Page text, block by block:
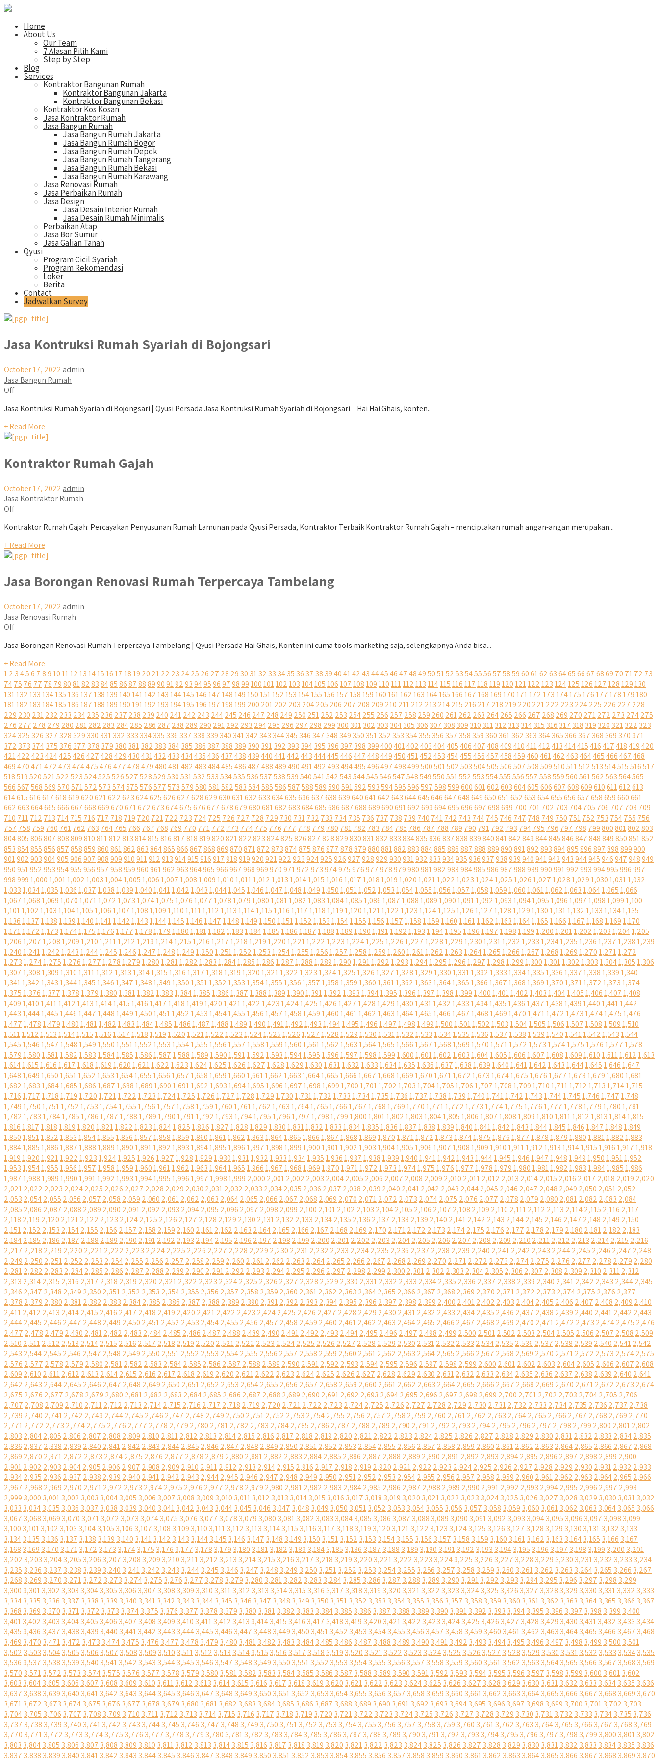
Home
About Us
Our Team
7 Alasan Pilih Kami
Step by Step
Blog
Services
Kontraktor Bangunan Rumah
Kontraktor Bangunan Jakarta
Kontraktor Bangunan Bekasi
Kontraktor Kos Kosan
Jasa Kontraktor Rumah
Jasa Bangun Rumah
Jasa Bangun Rumah Jakarta
Jasa Bangun Rumah Bogor
Jasa Bangun Rumah Depok
Jasa Bangun Rumah Tangerang
Jasa Bangun Rumah Bekasi
Jasa Bangun Rumah Karawang
Jasa Renovasi Rumah
Jasa Perbaikan Rumah
Jasa Design
Jasa Desain Interior Rumah
Jasa Desain Rumah Minimalis
Perbaikan Atap
Jasa Bor Sumur
Jasa Galian Tanah
Qyusi
Program Cicil Syariah
Program Rekomendasi
Loker
Berita
Contact
Jadwalkan Survey
Jasa Kontruksi Rumah Syariah di Bojongsari
October 17, 2022 admin
Jasa Bangun Rumah
Off
Jasa Kontruksi Rumah Syariah di Bojongsari | Qyusi Persada Jasa Kontruksi Rumah Syariah di Bojongsari – Hai Hai Ghais, konten...
+ Read More
Kontraktor Rumah Gajah
October 17, 2022 admin
Jasa Kontraktor Rumah
Off
Kontraktor Rumah Gajah: Percayakan Penyusunan Rumah Lamunan pada Qyusi Persada, Kontraktor Terbaik Kontraktor Rumah Gajah – menciptakan rumah angan-angan merupakan...
+ Read More
Jasa Borongan Renovasi Rumah Terpercaya Tambelang
October 17, 2022 admin
Jasa Renovasi Rumah
Off
Jasa Borongan Renovasi Rumah Terpercaya Tambelang | Qyusi Persada Hai Ghais, Konten ini cuma tools marketing saja, selengkapnya Anda bisa...
+ Read More
12 3456 78910111213141516171819 20 2122 23 2425 26 27 28 29 30 3132 33 3435 36 37 38 39404142434445464748495051525354555657585960616263646566676869 70 7172 73
7475 76 77 78 798081828384858687888990919293949596979899100101102103104105106107108109110111112113114115116117118119120121122123124125126127128129130
131132133134135136137138139140141142143144145146147148149150151152153154155156157158159160161162163164165166167168169170171172173174175176177178179180
181182183184185186187188189190191192193194195196197198199 200 201202 203 204205 206 207 208 209 210 211212 213 214215 216 217 218 219 220 221222 223 224225 226 227 228
229 230 231232 233 234235 236 237 238 239 240 241242 243 244245 246 247 248 249 250 251252 253 254255 256 257 258 259 260 261262 263 264265 266 267 268 269 270 271272 273 274275
276 277 278 279 280 281282 283 284285 286 287 288 289 290 291292 293 294295 296 297 298 299 300 301302 303 304305 306 307 308 309 310 311312 313 314315 316 317 318 319 320 321322 323
324325 326 327 328 329 330 331332 333 334335 336 337 338 339 340 341342 343 344345 346 347 348 349 350 351352 353 354355 356 357 358 359 360 361362 363 364365 366 367 368 369 370 371
372 373 374375 376 377 378 379 380 381382 383 384385 386 387 388 389 390 391392 393 394395 396 397 398 399400401402403404405406407408409410411412413414415416417418419420
421422423424425426427428429430431432433434435436437438439440441442443444445446447448449450451452453454455456457458459460461462463464465466467468
469470471472473474475476477478479480481482483484485486487488489490491492493494495496497498499500501502503504505506507508509510511512513514515516517
518519520521522523524525526527528529530531532533534535536537538539540541542543544545546547548549550551552553554555556557558559560561562563564565
566567568569570571572573574575576577578579580581582583584585586587588589590591592593594595596597598599600601602603604605606607608609610611612613
614615616617618619620621622623624625626627628629630631632633634635636637638639640641642643644645646647648649650651652653654655656657658659660661
662663664665666667668669670671672673674675676677678679680681682683684685686687688689690691692693694695696697698699 700 701702 703 704705 706 707 708 709
710 711712 713 714715 716 717 718 719 720 721722 723 724725 726 727 728 729 730 731732 733 734735 736 737 738 739 740 741742 743 744745 746 747 748 749 750 751752 753 754755 756
757 758 759 760 761762 763 764765 766 767 768 769 770 771772 773 774775 776 777 778 779 780 781782 783 784785 786 787 788 789 790 791792 793 794795 796 797 798 799800801802803
804805806807808809810811812813814815816817818819820821822823824825826827828829830831832833834835836837838839840841842843844845846847848849850851852
853854855856857858859860861862863864865866867868869870871872873874875876877878879880881882883884885886887888889890891892893894895896897898899900
901902903904905906907908909910911912913914915916917918919920921922923924925926927928929930931932933934935936937938939940941942943944945946947948949
950951952953954955956957958959960961962963964965966967968969970971972973974975976977978979980981982983984985986987988989990991992993994995996997
9989991,0001,0011,0021,0031,0041,0051,0061,0071,0081,0091,0101,0111,0121,0131,0141,0151,0161,0171,0181,0191,0201,0211,0221,0231,0241,0251,0261,0271,0281,0291,0301,0311,032
1,0331,0341,0351,0361,0371,0381,0391,0401,0411,0421,0431,0441,0451,0461,0471,0481,0491,0501,0511,0521,0531,0541,0551,0561,0571,0581,0591,0601,0611,0621,0631,0641,0651,066
1,0671,0681,0691,0701,0711,0721,0731,0741,0751,0761,0771,0781,0791,0801,0811,0821,0831,0841,0851,0861,0871,0881,0891,0901,0911,0921,0931,0941,0951,0961,0971,0981,0991,100
1,1011,1021,1031,1041,1051,1061,1071,1081,1091,1101,1111,1121,1131,1141,1151,1161,1171,1181,1191,1201,1211,1221,1231,1241,1251,1261,1271,1281,1291,1301,1311,1321,1331,1341,135
1,1361,1371,1381,1391,1401,1411,1421,1431,1441,1451,1461,1471,1481,1491,1501,1511,1521,1531,1541,1551,1561,1571,1581,1591,1601,1611,1621,1631,1641,1651,1661,1671,1681,1691,170
1,1711,1721,1731,1741,1751,1761,1771,1781,1791,1801,1811,1821,1831,1841,1851,1861,1871,1881,1891,1901,1911,1921,1931,1941,1951,1961,1971,1981,1991,2001,2011,2021,2031,2041,205
1,2061,2071,2081,2091,2101,2111,2121,2131,2141,2151,2161,2171,2181,2191,2201,2211,2221,2231,2241,2251,2261,2271,2281,2291,2301,2311,2321,2331,2341,2351,2361,2371,2381,239
1,2401,2411,2421,2431,2441,2451,2461,2471,2481,2491,2501,2511,2521,2531,2541,2551,2561,2571,2581,2591,2601,2611,2621,2631,2641,2651,2661,2671,2681,2691,2701,2711,272
1,2731,2741,2751,2761,2771,2781,2791,2801,2811,2821,2831,2841,2851,2861,2871,2881,2891,2901,2911,2921,2931,2941,2951,2961,2971,2981,2991,3001,3011,3021,3031,3041,3051,306
1,3071,3081,3091,3101,3111,3121,3131,3141,3151,3161,3171,3181,3191,3201,3211,3221,3231,3241,3251,3261,3271,3281,3291,3301,3311,3321,3331,3341,3351,3361,3371,3381,3391,340
1,3411,3421,3431,3441,3451,3461,3471,3481,3491,3501,3511,3521,3531,3541,3551,3561,3571,3581,3591,3601,3611,3621,3631,3641,3651,3661,3671,3681,3691,3701,3711,3721,3731,374
1,3751,3761,3771,3781,3791,3801,3811,3821,3831,3841,3851,3861,3871,3881,3891,3901,3911,3921,3931,3941,3951,3961,3971,3981,3991,4001,4011,4021,4031,4041,4051,4061,4071,408
1,4091,4101,4111,4121,4131,4141,4151,4161,4171,4181,4191,4201,4211,4221,4231,4241,4251,4261,4271,4281,4291,4301,4311,4321,4331,4341,4351,4361,4371,4381,4391,4401,4411,442
1,4431,4441,4451,4461,4471,4481,4491,4501,4511,4521,4531,4541,4551,4561,4571,4581,4591,4601,4611,4621,4631,4641,4651,4661,4671,4681,4691,4701,4711,4721,4731,4741,4751,476
1,4771,4781,4791,4801,4811,4821,4831,4841,4851,4861,4871,4881,4891,4901,4911,4921,4931,4941,4951,4961,4971,4981,4991,5001,5011,5021,5031,5041,5051,5061,5071,5081,5091,510
1,5111,5121,5131,5141,5151,5161,5171,5181,5191,5201,5211,5221,5231,5241,5251,5261,5271,5281,5291,5301,5311,5321,5331,5341,5351,5361,5371,5381,5391,5401,5411,5421,5431,544
1,5451,5461,5471,5481,5491,5501,5511,5521,5531,5541,5551,5561,5571,5581,5591,5601,5611,5621,5631,5641,5651,5661,5671,5681,5691,5701,5711,5721,5731,5741,5751,5761,5771,578
1,5791,5801,5811,5821,5831,5841,5851,5861,5871,5881,5891,5901,5911,5921,5931,5941,5951,5961,5971,5981,5991,6001,6011,6021,6031,6041,6051,6061,6071,6081,6091,6101,6111,6121,613
1,6141,6151,6161,6171,6181,6191,6201,6211,6221,6231,6241,6251,6261,6271,6281,6291,6301,6311,6321,6331,6341,6351,6361,6371,6381,6391,6401,6411,6421,6431,6441,6451,6461,647
1,6481,6491,6501,6511,6521,6531,6541,6551,6561,6571,6581,6591,6601,6611,6621,6631,6641,6651,6661,6671,6681,6691,6701,6711,6721,6731,6741,6751,6761,6771,6781,6791,6801,681
1,6821,6831,6841,6851,6861,6871,6881,6891,6901,6911,6921,6931,6941,6951,6961,6971,6981,6991,7001,7011,7021,7031,7041,7051,7061,7071,7081,7091,7101,7111,7121,7131,7141,715
1,7161,7171,7181,7191,7201,7211,7221,7231,7241,7251,7261,7271,7281,7291,7301,7311,7321,7331,7341,7351,7361,7371,7381,7391,7401,7411,7421,7431,7441,7451,7461,7471,748
1,7491,7501,7511,7521,7531,7541,7551,7561,7571,7581,7591,7601,7611,7621,7631,7641,7651,7661,7671,7681,7691,7701,7711,7721,7731,7741,7751,7761,7771,7781,7791,7801,781
1,7821,7831,7841,7851,7861,7871,7881,7891,7901,7911,7921,7931,7941,7951,7961,7971,7981,7991,8001,8011,8021,8031,8041,8051,8061,8071,8081,8091,8101,8111,8121,8131,8141,815
1,8161,8171,8181,8191,8201,8211,8221,8231,8241,8251,8261,8271,8281,8291,8301,8311,8321,8331,8341,8351,8361,8371,8381,8391,8401,8411,8421,8431,8441,8451,8461,8471,8481,849
1,8501,8511,8521,8531,8541,8551,8561,8571,8581,8591,8601,8611,8621,8631,8641,8651,8661,8671,8681,8691,8701,8711,8721,8731,8741,8751,8761,8771,8781,8791,8801,8811,8821,883
1,8841,8851,8861,8871,8881,8891,8901,8911,8921,8931,8941,8951,8961,8971,8981,8991,9001,9011,9021,9031,9041,9051,9061,9071,9081,9091,9101,9111,9121,9131,9141,9151,9161,9171,918
1,9191,9201,9211,9221,9231,9241,9251,9261,9271,9281,9291,9301,9311,9321,9331,9341,9351,9361,9371,9381,9391,9401,9411,9421,9431,9441,9451,9461,9471,9481,9491,9501,9511,952
1,9531,9541,9551,9561,9571,9581,9591,9601,9611,9621,9631,9641,9651,9661,9671,9681,9691,9701,9711,9721,9731,9741,9751,9761,9771,9781,9791,9801,9811,9821,9831,9841,9851,986
1,9871,9881,9891,9901,9911,9921,9931,9941,9951,9961,9971,9981,999 2,000 2,0012,002 2,003 2,0042,005 2,006 2,007 2,008 2,009 2,010 2,0112,012 2,013 2,0142,015 2,016 2,017 2,018 2,019 2,020
2,0212,022 2,023 2,0242,025 2,026 2,027 2,028 2,029 2,030 2,0312,032 2,033 2,0342,035 2,036 2,037 2,038 2,039 2,040 2,0412,042 2,043 2,0442,045 2,046 2,047 2,048 2,049 2,050 2,0512,052
2,053 2,0542,055 2,056 2,057 2,058 2,059 2,060 2,0612,062 2,063 2,0642,065 2,066 2,067 2,068 2,069 2,070 2,0712,072 2,073 2,0742,075 2,076 2,077 2,078 2,079 2,080 2,0812,082 2,083 2,084
2,085 2,086 2,087 2,088 2,089 2,090 2,0912,092 2,093 2,0942,095 2,096 2,097 2,098 2,099 2,100 2,1012,102 2,103 2,1042,105 2,106 2,107 2,108 2,109 2,110 2,1112,112 2,113 2,1142,115 2,116 2,117
2,118 2,119 2,120 2,1212,122 2,123 2,1242,125 2,126 2,127 2,128 2,129 2,130 2,1312,132 2,133 2,1342,135 2,136 2,137 2,138 2,139 2,140 2,1412,142 2,143 2,1442,145 2,146 2,147 2,148 2,149 2,150
2,1512,152 2,153 2,1542,155 2,156 2,157 2,158 2,159 2,160 2,1612,162 2,163 2,1642,165 2,166 2,167 2,168 2,169 2,170 2,1712,172 2,173 2,1742,175 2,176 2,177 2,178 2,179 2,180 2,1812,182 2,183
2,1842,185 2,186 2,187 2,188 2,189 2,190 2,1912,192 2,193 2,1942,195 2,196 2,197 2,198 2,199 2,200 2,2012,202 2,203 2,2042,205 2,206 2,207 2,208 2,209 2,210 2,2112,212 2,213 2,2142,215 2,216
2,217 2,218 2,219 2,220 2,2212,222 2,223 2,2242,225 2,226 2,227 2,228 2,229 2,230 2,2312,232 2,233 2,2342,235 2,236 2,237 2,238 2,239 2,240 2,2412,242 2,243 2,2442,245 2,246 2,247 2,248
2,249 2,250 2,2512,252 2,253 2,2542,255 2,256 2,257 2,258 2,259 2,260 2,2612,262 2,263 2,2642,265 2,266 2,267 2,268 2,269 2,270 2,2712,272 2,273 2,2742,275 2,276 2,277 2,278 2,279 2,280
2,2812,282 2,283 2,2842,285 2,286 2,287 2,288 2,289 2,290 2,2912,292 2,293 2,2942,295 2,296 2,297 2,298 2,299 2,300 2,3012,302 2,303 2,3042,305 2,306 2,307 2,308 2,309 2,310 2,3112,312
2,313 2,3142,315 2,316 2,317 2,318 2,319 2,320 2,3212,322 2,323 2,3242,325 2,326 2,327 2,328 2,329 2,330 2,3312,332 2,333 2,3342,335 2,336 2,337 2,338 2,339 2,340 2,3412,342 2,343 2,3442,345
2,346 2,347 2,348 2,349 2,350 2,3512,352 2,353 2,3542,355 2,356 2,357 2,358 2,359 2,360 2,3612,362 2,363 2,3642,365 2,366 2,367 2,368 2,369 2,370 2,3712,372 2,373 2,3742,375 2,376 2,377
2,378 2,379 2,380 2,3812,382 2,383 2,3842,385 2,386 2,387 2,388 2,389 2,390 2,3912,392 2,393 2,3942,395 2,396 2,397 2,398 2,399 2,400 2,4012,402 2,403 2,4042,405 2,406 2,407 2,408 2,409 2,410
2,4112,412 2,413 2,4142,415 2,416 2,417 2,418 2,419 2,420 2,4212,422 2,423 2,4242,425 2,426 2,427 2,428 2,429 2,430 2,4312,432 2,433 2,4342,435 2,436 2,437 2,438 2,439 2,440 2,4412,442 2,443
2,4442,445 2,446 2,447 2,448 2,449 2,450 2,4512,452 2,453 2,4542,455 2,456 2,457 2,458 2,459 2,460 2,4612,462 2,463 2,4642,465 2,466 2,467 2,468 2,469 2,470 2,4712,472 2,473 2,4742,475 2,476
2,477 2,478 2,479 2,480 2,4812,482 2,483 2,4842,485 2,486 2,487 2,488 2,489 2,490 2,4912,492 2,493 2,4942,495 2,496 2,497 2,498 2,499 2,500 2,5012,502 2,503 2,5042,505 2,506 2,507 2,508 2,509
2,510 2,5112,512 2,513 2,5142,515 2,516 2,517 2,518 2,519 2,520 2,5212,522 2,523 2,5242,525 2,526 2,527 2,528 2,529 2,530 2,5312,532 2,533 2,5342,535 2,536 2,537 2,538 2,539 2,540 2,5412,542
2,543 2,5442,545 2,546 2,547 2,548 2,549 2,550 2,5512,552 2,553 2,5542,555 2,556 2,557 2,558 2,559 2,560 2,5612,562 2,563 2,5642,565 2,566 2,567 2,568 2,569 2,570 2,5712,572 2,573 2,5742,575
2,576 2,577 2,578 2,579 2,580 2,5812,582 2,583 2,5842,585 2,586 2,587 2,588 2,589 2,590 2,5912,592 2,593 2,5942,595 2,596 2,597 2,598 2,599 2,600 2,6012,602 2,603 2,6042,605 2,606 2,607 2,608
2,609 2,610 2,6112,612 2,613 2,6142,615 2,616 2,617 2,618 2,619 2,620 2,6212,622 2,623 2,6242,625 2,626 2,627 2,628 2,629 2,630 2,6312,632 2,633 2,6342,635 2,636 2,637 2,638 2,639 2,640 2,641
2,642 2,643 2,6442,645 2,646 2,647 2,648 2,649 2,650 2,6512,652 2,653 2,6542,655 2,656 2,657 2,658 2,659 2,660 2,6612,662 2,663 2,6642,665 2,666 2,667 2,668 2,669 2,670 2,6712,672 2,673 2,674
2,675 2,676 2,677 2,678 2,679 2,680 2,6812,682 2,683 2,6842,685 2,686 2,687 2,688 2,689 2,690 2,6912,692 2,693 2,6942,695 2,696 2,697 2,698 2,699 2,700 2,7012,702 2,703 2,7042,705 2,706
2,707 2,708 2,709 2,710 2,7112,712 2,713 2,7142,715 2,716 2,717 2,718 2,719 2,720 2,7212,722 2,723 2,7242,725 2,726 2,727 2,728 2,729 2,730 2,7312,732 2,733 2,7342,735 2,736 2,737 2,738
2,739 2,740 2,7412,742 2,743 2,7442,745 2,746 2,747 2,748 2,749 2,750 2,7512,752 2,753 2,7542,755 2,756 2,757 2,758 2,759 2,760 2,7612,762 2,763 2,7642,765 2,766 2,767 2,768 2,769 2,770
2,7712,772 2,773 2,7742,775 2,776 2,777 2,778 2,779 2,780 2,7812,782 2,783 2,7842,785 2,786 2,787 2,788 2,789 2,790 2,7912,792 2,793 2,7942,795 2,796 2,797 2,798 2,799 2,800 2,8012,802
2,803 2,8042,805 2,806 2,807 2,808 2,809 2,810 2,8112,812 2,813 2,8142,815 2,816 2,817 2,818 2,819 2,820 2,8212,822 2,823 2,8242,825 2,826 2,827 2,828 2,829 2,830 2,8312,832 2,833 2,8342,835
2,836 2,837 2,838 2,839 2,840 2,8412,842 2,843 2,8442,845 2,846 2,847 2,848 2,849 2,850 2,8512,852 2,853 2,8542,855 2,856 2,857 2,858 2,859 2,860 2,8612,862 2,863 2,8642,865 2,866 2,867 2,868
2,869 2,870 2,8712,872 2,873 2,8742,875 2,876 2,877 2,878 2,879 2,880 2,8812,882 2,883 2,8842,885 2,886 2,887 2,888 2,889 2,890 2,8912,892 2,893 2,8942,895 2,896 2,897 2,898 2,899 2,900
2,9012,902 2,903 2,9042,905 2,906 2,907 2,908 2,909 2,910 2,9112,912 2,913 2,9142,915 2,916 2,917 2,918 2,919 2,920 2,9212,922 2,923 2,9242,925 2,926 2,927 2,928 2,929 2,930 2,9312,932 2,933
2,9342,935 2,936 2,937 2,938 2,939 2,940 2,9412,942 2,943 2,9442,945 2,946 2,947 2,948 2,949 2,950 2,9512,952 2,953 2,9542,955 2,956 2,957 2,958 2,959 2,960 2,9612,962 2,963 2,9642,965 2,966
2,967 2,968 2,969 2,970 2,9712,972 2,973 2,9742,975 2,976 2,977 2,978 2,979 2,980 2,9812,982 2,983 2,9842,985 2,986 2,987 2,988 2,989 2,990 2,9912,992 2,993 2,9942,995 2,996 2,997 2,998
2,999 3,000 3,0013,002 3,003 3,0043,005 3,006 3,007 3,008 3,009 3,010 3,0113,012 3,013 3,0143,015 3,016 3,017 3,018 3,019 3,020 3,0213,022 3,023 3,0243,025 3,026 3,027 3,028 3,029 3,030 3,0313,032
3,033 3,0343,035 3,036 3,037 3,038 3,039 3,040 3,0413,042 3,043 3,0443,045 3,046 3,047 3,048 3,049 3,050 3,0513,052 3,053 3,0543,055 3,056 3,057 3,058 3,059 3,060 3,0613,062 3,063 3,0643,065 3,066
3,067 3,068 3,069 3,070 3,0713,072 3,073 3,0743,075 3,076 3,077 3,078 3,079 3,080 3,0813,082 3,083 3,0843,085 3,086 3,087 3,088 3,089 3,090 3,0913,092 3,093 3,0943,095 3,096 3,097 3,098 3,099
3,100 3,1013,102 3,103 3,1043,105 3,106 3,107 3,108 3,109 3,110 3,1113,112 3,113 3,1143,115 3,116 3,117 3,118 3,119 3,120 3,1213,122 3,123 3,1243,125 3,126 3,127 3,128 3,129 3,130 3,1313,132 3,133
3,1343,135 3,136 3,137 3,138 3,139 3,140 3,1413,142 3,143 3,1443,145 3,146 3,147 3,148 3,149 3,150 3,1513,152 3,153 3,1543,155 3,156 3,157 3,158 3,159 3,160 3,1613,162 3,163 3,1643,165 3,166 3,167
3,168 3,169 3,170 3,1713,172 3,173 3,1743,175 3,176 3,177 3,178 3,179 3,180 3,1813,182 3,183 3,1843,185 3,186 3,187 3,188 3,189 3,190 3,1913,192 3,193 3,1943,195 3,196 3,197 3,198 3,199 3,200 3,201
3,202 3,203 3,2043,205 3,206 3,207 3,208 3,209 3,210 3,2113,212 3,213 3,2143,215 3,216 3,217 3,218 3,219 3,220 3,2213,222 3,223 3,2243,225 3,226 3,227 3,228 3,229 3,230 3,2313,232 3,233 3,234
3,235 3,236 3,237 3,238 3,239 3,240 3,2413,242 3,243 3,2443,245 3,246 3,247 3,248 3,249 3,250 3,2513,252 3,253 3,2543,255 3,256 3,257 3,258 3,259 3,260 3,2613,262 3,263 3,2643,265 3,266 3,267
3,268 3,269 3,270 3,2713,272 3,273 3,2743,275 3,276 3,277 3,278 3,279 3,280 3,2813,282 3,283 3,2843,285 3,286 3,287 3,288 3,289 3,290 3,2913,292 3,293 3,2943,295 3,296 3,297 3,298 3,299
3,300 3,3013,302 3,303 3,3043,305 3,306 3,307 3,308 3,309 3,310 3,3113,312 3,313 3,3143,315 3,316 3,317 3,318 3,319 3,320 3,3213,322 3,323 3,3243,325 3,326 3,327 3,328 3,329 3,330 3,3313,332 3,333
3,3343,335 3,336 3,337 3,338 3,339 3,340 3,3413,342 3,343 3,3443,345 3,346 3,347 3,348 3,349 3,350 3,3513,352 3,353 3,3543,355 3,356 3,357 3,358 3,359 3,360 3,3613,362 3,363 3,3643,365 3,366 3,367
3,368 3,369 3,370 3,3713,372 3,373 3,3743,375 3,376 3,377 3,378 3,379 3,380 3,3813,382 3,383 3,3843,385 3,386 3,387 3,388 3,389 3,390 3,3913,392 3,393 3,3943,395 3,396 3,397 3,398 3,399 3,400
3,4013,402 3,403 3,4043,405 3,406 3,407 3,408 3,409 3,410 3,4113,412 3,413 3,4143,415 3,416 3,417 3,418 3,419 3,420 3,4213,422 3,423 3,4243,425 3,426 3,427 3,428 3,429 3,430 3,4313,432 3,433 3,434
3,435 3,436 3,437 3,438 3,439 3,440 3,4413,442 3,443 3,4443,445 3,446 3,447 3,448 3,449 3,450 3,4513,452 3,453 3,4543,455 3,456 3,457 3,458 3,459 3,460 3,4613,462 3,463 3,4643,465 3,466 3,467 3,468
3,469 3,470 3,4713,472 3,473 3,4743,475 3,476 3,477 3,478 3,479 3,480 3,4813,482 3,483 3,4843,485 3,486 3,487 3,488 3,489 3,490 3,4913,492 3,493 3,4943,495 3,496 3,497 3,498 3,499 3,500 3,501
3,502 3,503 3,5043,505 3,506 3,507 3,508 3,509 3,510 3,5113,512 3,513 3,5143,515 3,516 3,517 3,518 3,519 3,520 3,5213,522 3,523 3,5243,525 3,526 3,527 3,528 3,529 3,530 3,5313,532 3,533 3,5343,535
3,536 3,537 3,538 3,539 3,540 3,5413,542 3,543 3,5443,545 3,546 3,547 3,548 3,549 3,550 3,5513,552 3,553 3,5543,555 3,556 3,557 3,558 3,559 3,560 3,5613,562 3,563 3,5643,565 3,566 3,567 3,568 3,569
3,570 3,5713,572 3,573 3,5743,575 3,576 3,577 3,578 3,579 3,580 3,5813,582 3,583 3,5843,585 3,586 3,587 3,588 3,589 3,590 3,5913,592 3,593 3,5943,595 3,596 3,597 3,598 3,599 3,600 3,6013,602
3,603 3,6043,605 3,606 3,607 3,608 3,609 3,610 3,6113,612 3,613 3,6143,615 3,616 3,617 3,618 3,619 3,620 3,6213,622 3,623 3,6243,625 3,626 3,627 3,628 3,629 3,630 3,6313,632 3,633 3,6343,635 3,636
3,637 3,638 3,639 3,640 3,6413,642 3,643 3,6443,645 3,646 3,647 3,648 3,649 3,650 3,6513,652 3,653 3,6543,655 3,656 3,657 3,658 3,659 3,660 3,6613,662 3,663 3,6643,665 3,666 3,667 3,668 3,669 3,670
3,6713,672 3,673 3,6743,675 3,676 3,677 3,678 3,679 3,680 3,6813,682 3,683 3,6843,685 3,686 3,687 3,688 3,689 3,690 3,6913,692 3,693 3,6943,695 3,696 3,697 3,698 3,699 3,700 3,7013,702 3,703
3,7043,705 3,706 3,707 3,708 3,709 3,710 3,7113,712 3,713 3,7143,715 3,716 3,717 3,718 3,719 3,720 3,7213,722 3,723 3,7243,725 3,726 3,727 3,728 3,729 3,730 3,7313,732 3,733 3,7343,735 3,736
3,737 3,738 3,739 3,740 3,7413,742 3,743 3,7443,745 3,746 3,747 3,748 3,749 3,750 3,7513,752 3,753 3,7543,755 3,756 3,757 3,758 3,759 3,760 3,7613,762 3,763 3,7643,765 3,766 3,767 3,768 3,769
3,770 3,7713,772 3,773 3,7743,775 3,776 3,777 3,778 3,779 3,780 3,7813,782 3,783 3,7843,785 3,786 3,787 3,788 3,789 3,790 3,7913,792 3,793 3,7943,795 3,796 3,797 3,798 3,799 3,800 3,8013,802
3,803 3,8043,805 3,806 3,807 3,808 3,809 3,810 3,8113,812 3,813 3,8143,815 3,816 3,817 3,818 3,819 3,820 3,8213,822 3,823 3,8243,825 3,826 3,827 3,828 3,829 3,830 3,8313,832 3,833 3,8343,835 3,836
3,837 3,838 3,839 3,840 3,8413,842 3,843 3,8443,845 3,846 3,847 3,848 3,849 3,850 3,8513,852 3,853 3,8543,855 3,856 3,857 3,858 3,859 3,860 3,8613,862 3,863 3,8643,865 3,866 3,867 3,868 3,869 3,870